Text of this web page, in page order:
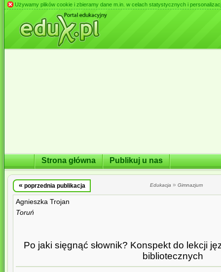
Używamy plików cookie i zbieramy dane m.in. w celach statystycznych i
Strona główna Publikuj u nas
« poprzednia publikacja Edukacja » Gimnazjum
Agnieszka Trojan
Toruń
Po jaki sięgnąć słownik? Konspekt do lekcji
bibliotecznych